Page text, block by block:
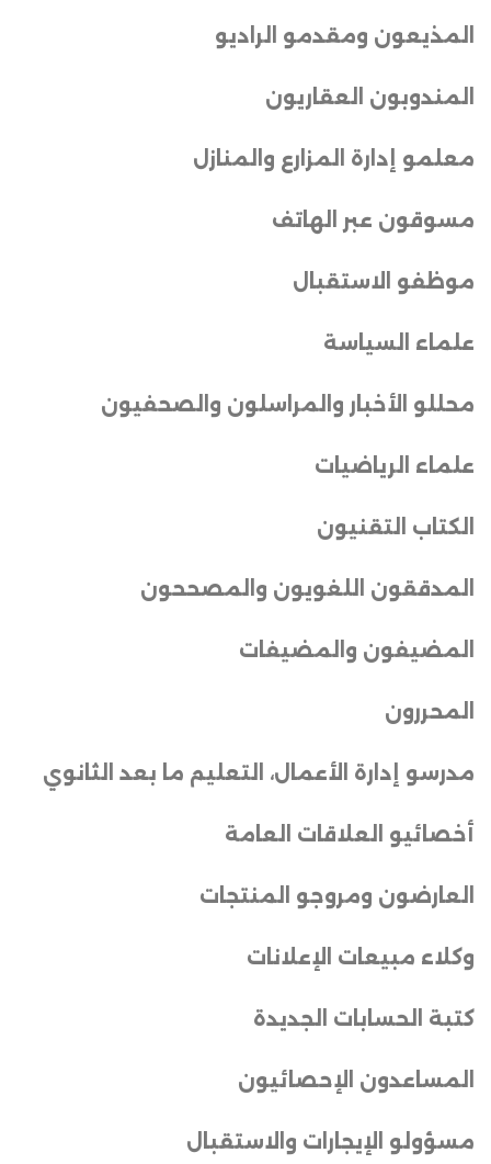
المذيعون ومقدمو الراديو
المندوبون العقاريون
معلمو إدارة المزارع والمنازل
مسوقون عبر الهاتف
موظفو الاستقبال
علماء السياسة
محللو الأخبار والمراسلون والصحفيون
علماء الرياضيات
الكتاب التقنيون
المدققون اللغويون والمصححون
المضيفون والمضيفات
المحررون
مدرسو إدارة الأعمال، التعليم ما بعد الثانوي
أخصائيو العلاقات العامة
العارضون ومروجو المنتجات
وكلاء مبيعات الإعلانات
كتبة الحسابات الجديدة
المساعدون الإحصائيون
مسؤولو الإيجارات والاستقبال